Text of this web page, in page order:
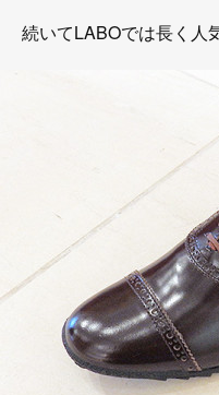
続いてLABOでは長く人